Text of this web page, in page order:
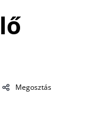
Megosztás